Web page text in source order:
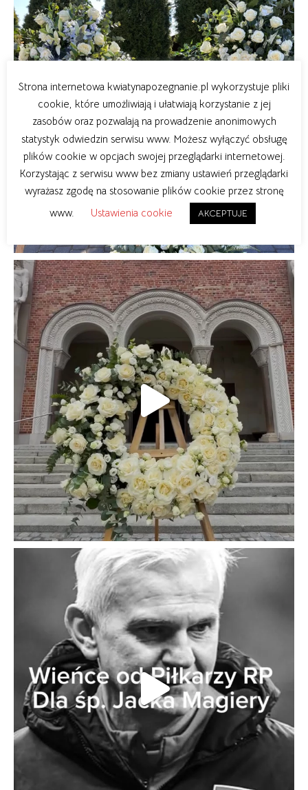
Strona internetowa kwiatynapozegnanie.pl wykorzystuje pliki
cookie, które umożliwiają i ułatwiają korzystanie z jej
zasobów oraz pozwalają na prowadzenie anonimowych
statystyk odwiedzin serwisu www. Możesz wyłączyć obsługę
plików cookie w opcjach swojej przeglądarki internetowej.
Korzystając z serwisu www bez zmiany ustawień przeglądarki
wyrażasz zgodę na stosowanie plików cookie przez stronę
www.
Ustawienia cookie AKCEPTUJE